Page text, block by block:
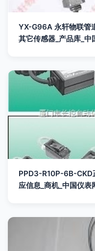
YX-G96A 永轩物联管
其它传感器_产品库_中
PPD3-R10P-6B-CKD
应信息_商机_中国仪表